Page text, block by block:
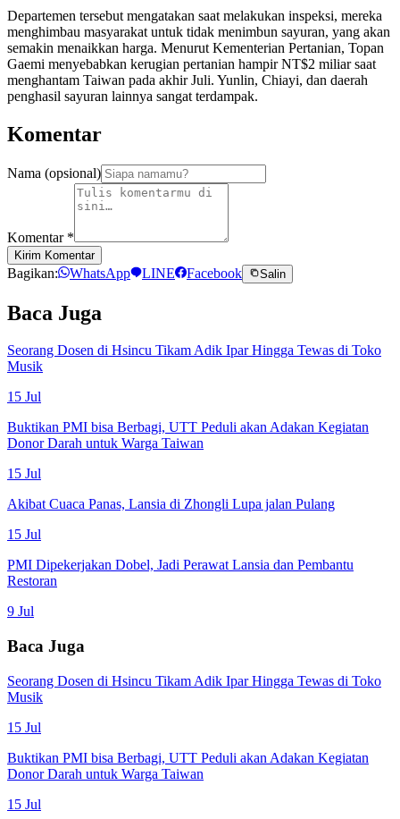
Departemen tersebut mengatakan saat melakukan inspeksi, mereka
menghimbau masyarakat untuk tidak menimbun sayuran, yang akan
semakin menaikkan harga. Menurut Kementerian Pertanian, Topan
Gaemi menyebabkan kerugian pertanian hampir NT$2 miliar saat
menghantam Taiwan pada akhir Juli. Yunlin, Chiayi, dan daerah
penghasil sayuran lainnya sangat terdampak.
Komentar
Nama (opsional)
Komentar *
Kirim Komentar
Bagikan: WhatsApp LINE Facebook Salin
Baca Juga
Seorang Dosen di Hsincu Tikam Adik Ipar Hingga Tewas di Toko
Musik
15 Jul
Buktikan PMI bisa Berbagi, UTT Peduli akan Adakan Kegiatan
Donor Darah untuk Warga Taiwan
15 Jul
Akibat Cuaca Panas, Lansia di Zhongli Lupa jalan Pulang
15 Jul
PMI Dipekerjakan Dobel, Jadi Perawat Lansia dan Pembantu
Restoran
9 Jul
Baca Juga
Seorang Dosen di Hsincu Tikam Adik Ipar Hingga Tewas di Toko
Musik
15 Jul
Buktikan PMI bisa Berbagi, UTT Peduli akan Adakan Kegiatan
Donor Darah untuk Warga Taiwan
15 Jul